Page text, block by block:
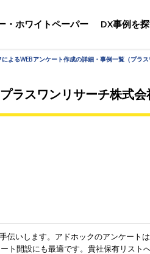
・ホワイトペーパー DX事例を
よるWEBアンケート作成の詳細・事例一覧（プラス
ラスワンリサーチ株式会
伝いします。アドホックのアンケートは
ト開設にも最適です。貴社保有リスト